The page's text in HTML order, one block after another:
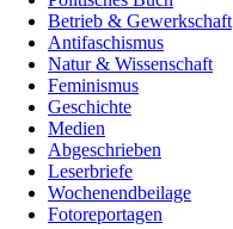
Betrieb & Gewerkschaft
Antifaschismus
Natur & Wissenschaft
Feminismus
Geschichte
Medien
Abgeschrieben
Leserbriefe
Wochenendbeilage
Fotoreportagen